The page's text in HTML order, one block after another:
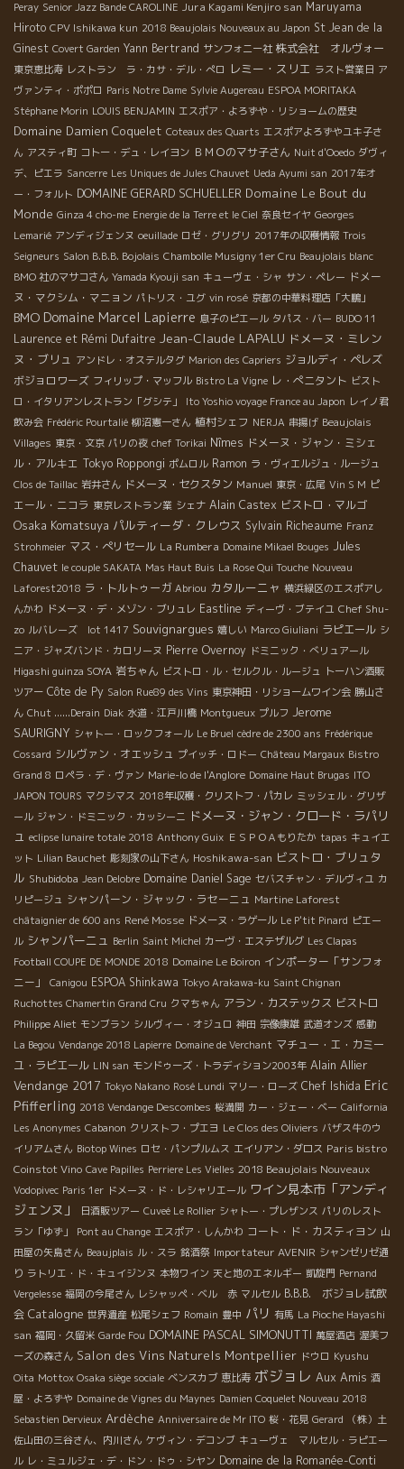
Peray Senior Jazz Bande CAROLINE Jura Kagami Kenjiro san Maruyama
Hiroto CPV Ishikawa kun 2018 Beaujolais Nouveaux au Japon St Jean de la
Ginest Covert Garden Yann Bertrand サンフォニー社 株式会社 オルヴォー
東京恵比寿 レストラン ラ・カサ・デル・ぺロ レミー・スリエ ラスト営業日 ア
ヴァンティ・ポポロ Paris Notre Dame Sylvie Augereau ESPOA MORITAKA
Stéphane Morin LOUIS BENJAMIN エスポア・よろずや・リショームの歴史
Domaine Damien Coquelet Coteaux des Quarts エスポアよろずやユキ子さ
ん アスティ町 コトー・デュ・レイヨン ＢＭＯのマサ子さん Nuit d'Ooedo ダヴィ
デ、ピエラ Sancerre Les Uniques de Jules Chauvet Ueda Ayumi san 2017年オ
ー・フォルト DOMAINE GERARD SCHUELLER Domaine Le Bout du
Monde Ginza 4 cho-me Energie de la Terre et le Ciel 奈良セイヤ Georges
Lemarié アンディジェンヌ oeuillade ロゼ・グリグリ 2017年の収穫情報 Trois
Seigneurs Salon B.B.B. Bojolais Chambolle Musigny 1er Cru Beaujolais blanc
BMO 社のマサコさん Yamada Kyouji san キューヴェ・シャ サン・ペレー ドメー
ヌ・マクシム・マニョン パトリス・ユグ vin rosé 京都の中華料理店「大鵬」
BMO Domaine Marcel Lapierre 息子のピエール タパス・バー BUDO 11
Laurence et Rémi Dufaitre Jean-Claude LAPALU ドメーヌ・ミレン
ヌ・ブリュ アンドレ・オステルタグ Marion des Capriers ジョルディ・ペレズ
ボジョロワーズ フィリップ・マッフル Bistro La Vigne レ・ぺニタント ビスト
ロ・イタリアンレストラン「グシテ」
Ito Yoshio voyage France au Japon レイノ君
飲み会 Frédéric Pourtalié 柳沼憲一さん 植村シェフ NERJA 串揚げ Beaujolais
Villages 東京・文京 パリの夜 chef Torikai Nîmes ドメーヌ・ジャン・ミシェ
ル・アルキエ Tokyo Roppongi ポムロル Ramon ラ・ヴィエルジュ・ルージュ
Clos de Taillac 岩井さん ドメーヌ・セクスタン Manuel 東京・広尾 Vin S M ピ
エール・ニコラ 東京レストラン業 シェナ Alain Castex ビストロ・マルゴ
Osaka Komatsuya パルティーダ・クレウス Sylvain Richeaume Franz
Strohmeier マス・ぺリセール La Rumbera Domaine Mikael Bouges Jules
Chauvet le couple SAKATA Mas Haut Buis La Rose Qui Touche Nouveau
Laforest2018 ラ・トルトゥーガ Abriou カタルーニャ 横浜緑区のエスポアし
んかわ ドメーヌ・デ・メゾン・ブリュレ Eastline ディーヴ・ブテイユ Chef Shu-
zo ルバレーズ lot 1417 Souvignargues 嬉しい Marco Giuliani ラピエール シ
ニア・ジャズバンド・カロリーヌ Pierre Overnoy ドミニック・べリュアール
Higashi guinza SOYA 岩ちゃん ビストロ・ル・セルクル・ルージュ トーハン酒販
ツアー Côte de Py Salon Rue89 des Vins 東京神田・リショームワイン会 勝山さ
ん Chut ......Derain Diak 水道・江戸川橋 Montgueux プルフ Jerome
SAURIGNY シャトー・ロックフォール Le Bruel cèdre de 2300 ans Frédérique
Cossard シルヴァン・オエッシュ プイッチ・ロドー Château Margaux Bistro
Grand 8 ロペラ・デ・ヴァン Marie-lo de l'Anglore Domaine Haut Brugas ITO
JAPON TOURS マクシマス 2018年収穫・クリストフ・パカレ ミッシェル・グリザ
ール ジャン・ドミニック・カッシーニ ドメーヌ・ジャン・クロード・ラパリ
ュ eclipse lunaire totale 2018 Anthony Guix ＥＳＰＯＡもりたか tapas キュイエ
ット Lilian Bauchet 彫刻家の山下さん Hoshikawa-san ビストロ・ブリュタ
ル Shubidoba Jean Delobre Domaine Daniel Sage セバスチャン・デルヴィユ カ
リピージュ シャンパーン・ジャック・ラセーニュ Martine Laforest
châtaignier de 600 ans René Mosse ドメーヌ・ラゲール Le P'tit Pinard ピエー
ル シャンパーニュ Berlin Saint Michel カーヴ・エステザルグ Les Clapas
Football COUPE DE MONDE 2018 Domaine Le Boiron インポーター「サンフォ
ニー」
Canigou ESPOA Shinkawa Tokyo Arakawa-ku Saint Chignan
Ruchottes Chamertin Grand Cru クマちゃん アラン・カステックス ビストロ
Philippe Aliet モンブラン シルヴィー・オジュロ 神田 宗像康雄 武道オンズ 感動
La Begou Vendange 2018 Lapierre Domaine de Verchant マチュー・エ・カミー
ユ・ラピエール LIN san モンドゥーズ・トラディション2003年 Alain Allier
Vendange 2017 Tokyo Nakano Rosé Lundi マリー・ローズ Chef Ishida Eric
Pfifferling 2018 Vendange Descombes 桜満開 カー・ジェー・ベー California
Les Anonymes Cabanon クリストフ・プエヨ Le Clos des Oliviers バザス牛のウ
イリアムさん Biotop Wines ロセ・パンプルムス エイリアン・ダロス Paris bistro
Coinstot Vino Cave Papilles Perriere Les Vielles 2018 Beaujolais Nouveaux
Vodopivec Paris 1er ドメーヌ・ド・レシャリエール ワイン見本市「アンディ
ジェンヌ」
日酒販ツアー Cuveé Le Rollier シャトー・プレザンス パリのレスト
ラン「ゆず」
Pont au Change エスポア・しんかわ コート・ド・カスティヨン 山
田屋の矢島さん Beaujplais ル・スラ 銘酒祭 Importateur AVENIR シャンゼリゼ通
り ラトリエ・ド・キュイジンヌ 本物ワイン 天と地のエネルギー 凱旋門 Pernand
Vergelesse 福岡の今尾さん レシャッペ・ベル 赤 マルセル B.B.B. ボジョレ試飲
会 Catalogne 世界遺産 松尾シェフ Romain 豊中 パリ 有馬 La Pioche Hayashi
san 福岡・久留米 Garde Fou DOMAINE PASCAL SIMONUTTI 萬屋酒店 渥美フ
ーズの森さん Salon des Vins Naturels Montpellier ドウロ Kyushu
Oita Mottox Osaka siège sociale ベンスカブ 恵比寿 ボジョレ Aux Amis 酒
屋・よろずや Domaine de Vignes du Maynes Damien Coquelet Nouveau 2018
Sebastien Dervieux Ardèche Anniversaire de Mr ITO 桜・花見 Gerard
（株）土
佐山田の三谷さん、内川さん ケヴィン・デコンブ キューヴェ マルセル・ラピエー
ル レ・ミュルジェ・デ・ドン・ドゥ・シヤン Domaine de la Romanée-Conti